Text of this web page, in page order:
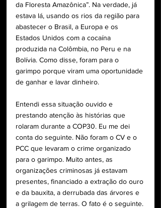
da Floresta Amazônica”. Na verdade, já
estava lá, usando os rios da região para
abastecer o Brasil, a Europa e os
Estados Unidos com a cocaína
produzida na Colômbia, no Peru e na
Bolívia. Como disse, foram para o
garimpo porque viram uma oportunidade
de ganhar e lavar dinheiro.
Entendi essa situação ouvido e
prestando atenção às histórias que
rolaram durante a COP30. Eu me dei
conta do seguinte. Não foram o CV e o
PCC que levaram o crime organizado
para o garimpo. Muito antes, as
organizações criminosas já estavam
presentes, financiado a extração do ouro
e da bauxita, a derrubada das árvores e
a grilagem de terras. O fato é o seguinte.